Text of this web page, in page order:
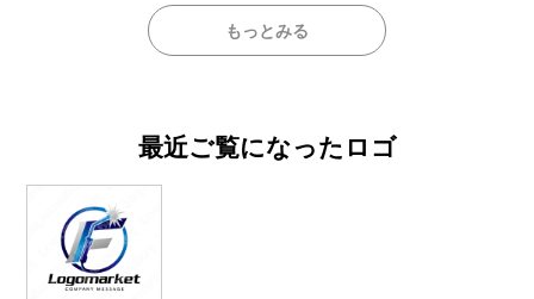
もっとみる
最近ご覧になったロゴ